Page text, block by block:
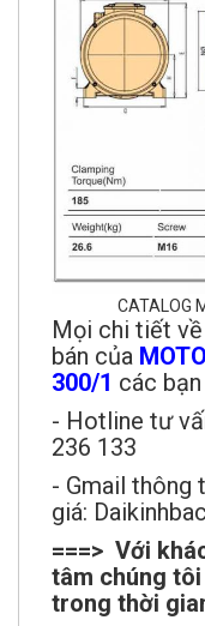
CATALOG
Mọi chi tiết
bán của
300/1 các
- Hotline tư
236 133
- Gmail thông
giá:
===> Với
tâm chúng
trong thời